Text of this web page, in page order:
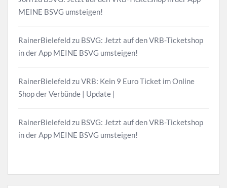
MEINE BSVG umsteigen!
RainerBielefeldzu BSVG: Jetzt auf den VRB-Ticketshop
in der App MEINE BSVG umsteigen!
RainerBielefeldzuVRB: Kein 9 Euro Ticket im Online
Shop der Verbünde | Update |
RainerBielefeldzu BSVG: Jetzt auf den VRB-Ticketshop
in der App MEINE BSVG umsteigen!